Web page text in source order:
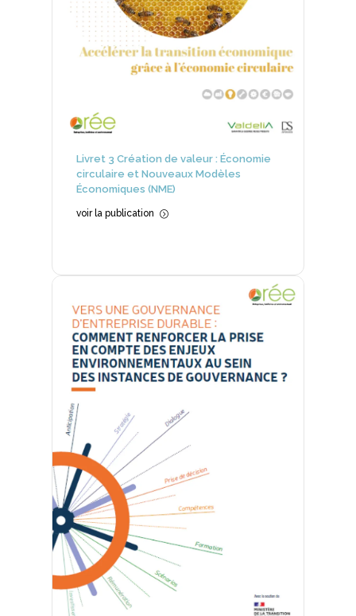
Livret 3 Création de valeur : Économie
circulaire et Nouveaux Modèles
Économiques (NME)
voir la publication =